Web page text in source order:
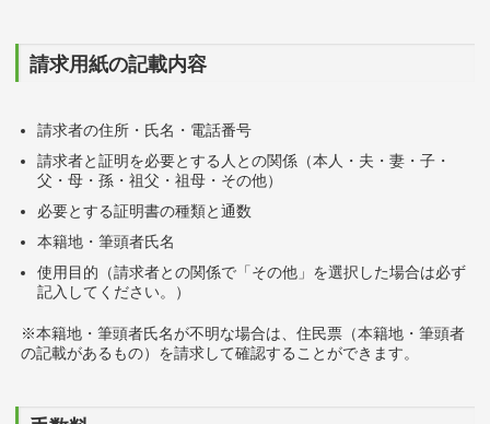
請求用紙の記載内容
請求者の住所・氏名・電話番号
請求者と証明を必要とする人との関係（本人・夫・妻・子・
父・母・孫・祖父・祖母・その他）
必要とする証明書の種類と通数
本籍地・筆頭者氏名
使用目的（請求者との関係で「その他」を選択した場合は必ず
記入してください。）
※本籍地・筆頭者氏名が不明な場合は、住民票（本籍地・筆頭者
の記載があるもの）を請求して確認することができます。